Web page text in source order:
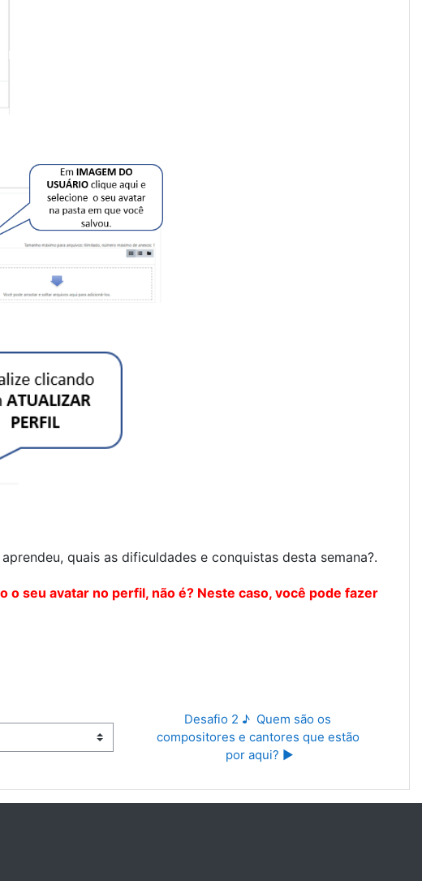
quais as dificuldades e conquistas desta semana?.
seu avatar no perfil, não é? Neste caso, você pode fazer
Desafio 2 ♪  Quem são os
compositores e cantores que estão
por aqui? ▶︎